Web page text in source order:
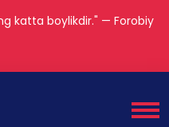
katta boylikdir." — Forobiy